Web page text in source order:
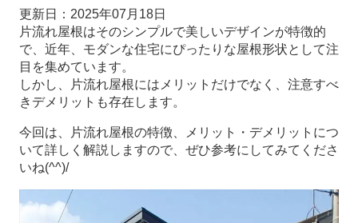
更新日：2025年07月18日
片流れ屋根はそのシンプルで美しいデザインが特徴的
で、近年、モダンな住宅にぴったりな屋根形状として注
目を集めています。
しかし、片流れ屋根にはメリットだけでなく、注意すべ
きデメリットも存在します。
今回は、片流れ屋根の特徴、メリット・デメリットにつ
いて詳しく解説しますので、ぜひ参考にしてみてくださ
いね(^^)/